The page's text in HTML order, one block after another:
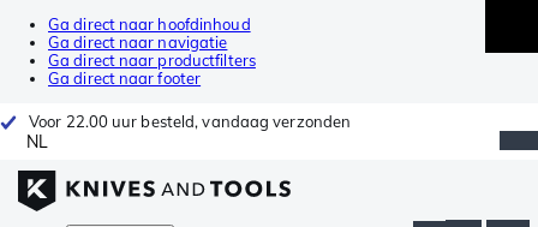
Ga direct naar hoofdinhoud
Ga direct naar navigatie
Ga direct naar productfilters
Ga direct naar footer
Voor 22.00 uur besteld, vandaag verzonden
NL